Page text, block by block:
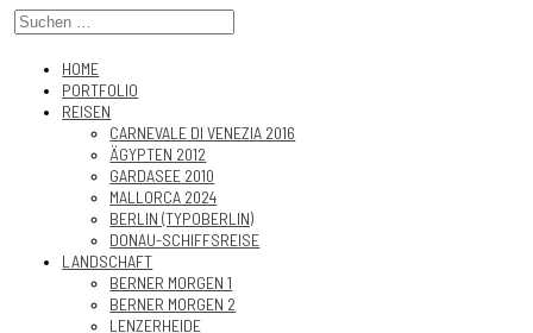
HOME
PORTFOLIO
REISEN
CARNEVALE DI VENEZIA 2016
ÄGYPTEN 2012
GARDASEE 2010
MALLORCA 2024
BERLIN (TYPOBERLIN)
DONAU-SCHIFFSREISE
LANDSCHAFT
BERNER MORGEN 1
BERNER MORGEN 2
LENZERHEIDE